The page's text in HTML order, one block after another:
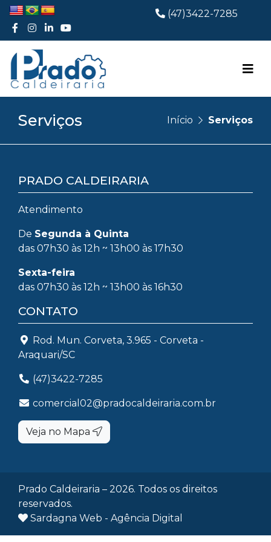
(47)3422-7285
Serviços Início Serviços
PRADO CALDEIRARIA
Atendimento
De Segunda à Quinta
das 07h30 às 12h ~ 13h00 às 17h30
Sexta-feira
das 07h30 às 12h ~ 13h00 às 16h30
CONTATO
Rod. Mun. Corveta, 3.965 - Corveta -
Araquari/SC
(47)3422-7285
comercial02@pradocaldeiraria.com.br
Veja no Mapa
Prado Caldeiraria – 2026. Todos os direitos
reservados.
Sardagna Web - Agência Digital